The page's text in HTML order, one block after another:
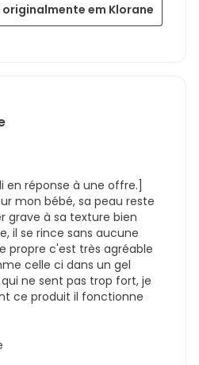
em Klorane
en réponse à une offre.]
mon bébé, sa peau reste
grave à sa texture bien
il se rince sans aucune
propre c'est très agréable
celle ci dans un gel
ne sent pas trop fort, je
ce produit il fonctionne